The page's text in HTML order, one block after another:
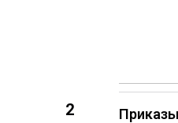
2 Приказы